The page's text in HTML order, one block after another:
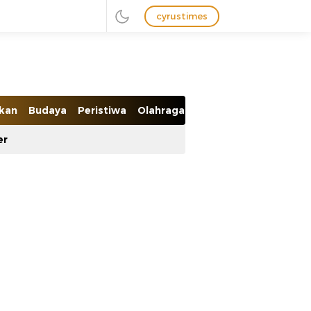
cyrustimes
Budaya Peristiwa Olahraga